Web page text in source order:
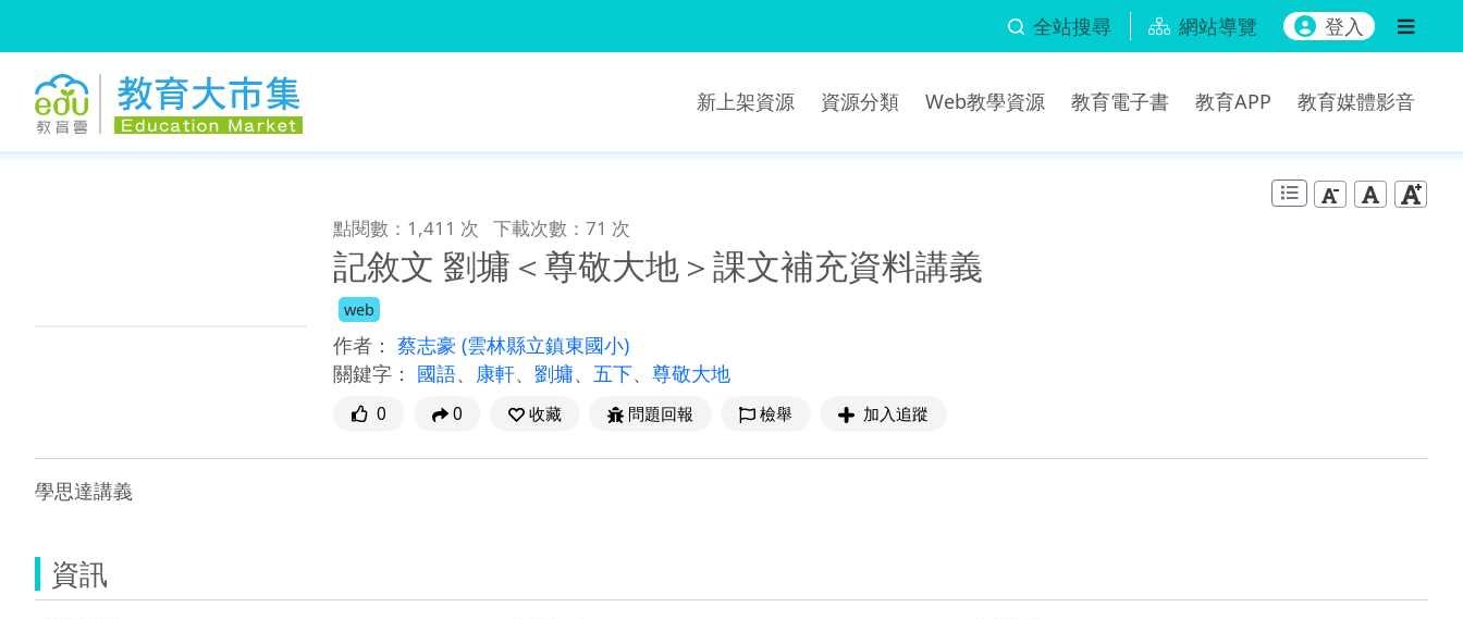
全站搜尋 網站導覽 登入
新上架資源 資源分類 Web教學資源 教育電子書 教育APP 教育媒體影音
點閱數：1,411 次 下載次數：71 次
記敘文 劉墉＜尊敬大地＞課文補充資料講義
web
作者： 蔡志豪 (雲林縣立鎮東國小)
關鍵字： 國語、 康軒、 劉墉、 五下、 尊敬大地
0 0 收藏 問題回報 檢舉 加入追蹤
學思達講義
資訊